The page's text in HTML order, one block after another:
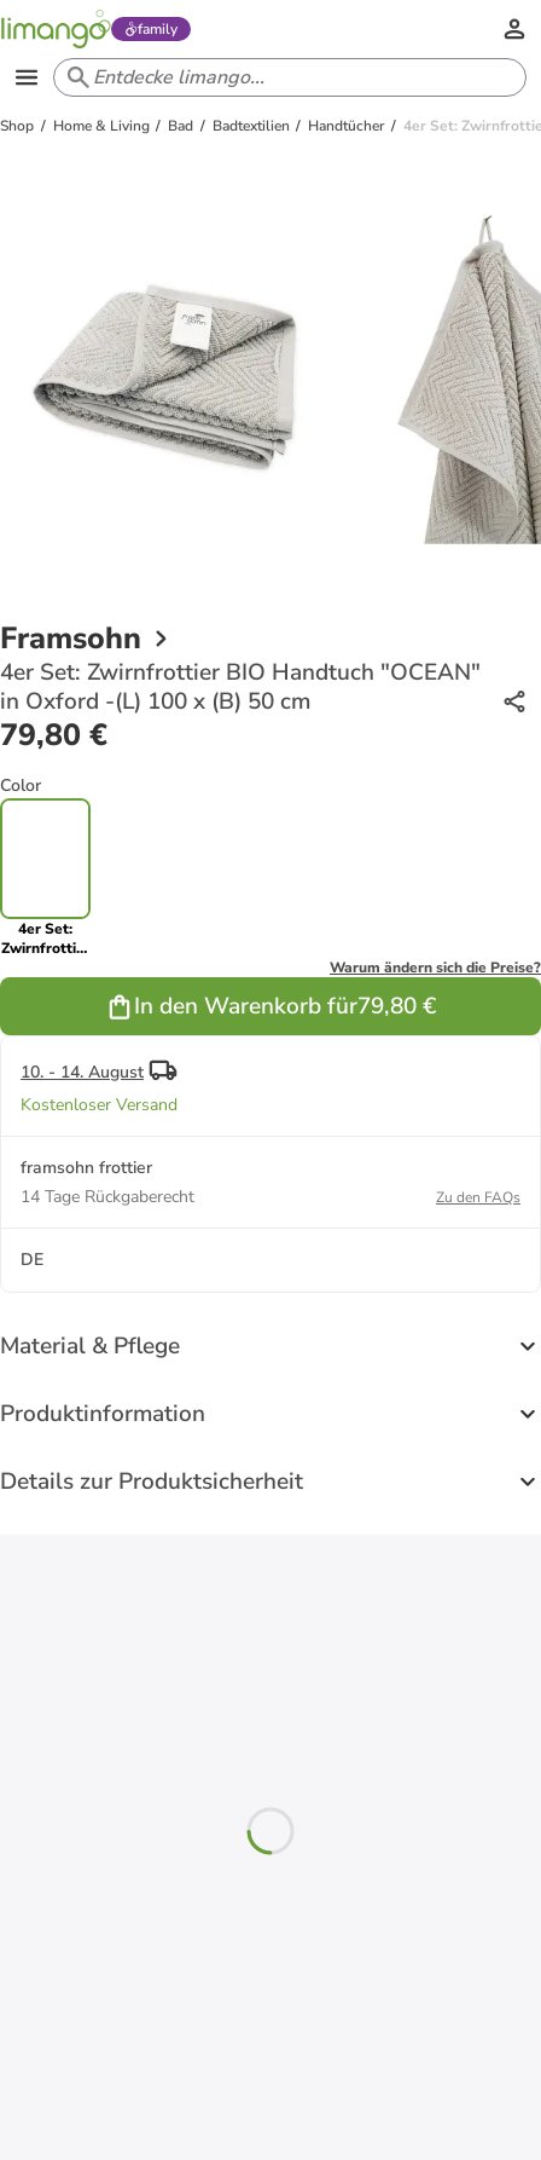
family
Shop Home & Living Bad Badtextilien Handtücher 4er Set:
Framsohn
4er Set: Zwirnfrottier BIO Handtuch "OCEAN"
in Oxford -(L) 100 x (B) 50 cm
79,80 €
Color
4er Set:
Zwirnfrottier
cm
Warum ändern sich die Preise?
In den Warenkorb für79,80 €
10. - 14. August
Kostenloser Versand
framsohn frottier
14 Tage Rückgaberecht
Zu den FAQs
DE
Material & Pflege
Produktinformation
Details zur Produktsicherheit